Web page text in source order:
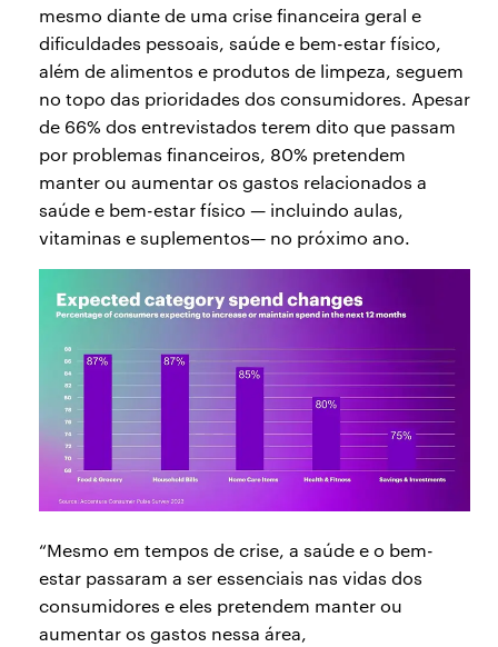
mesmo diante de uma crise financeira geral e
dificuldades pessoais, saúde e bem-estar físico,
além de alimentos e produtos de limpeza, seguem
no topo das prioridades dos consumidores. Apesar
de 66% dos entrevistados terem dito que passam
por problemas financeiros, 80% pretendem
manter ou aumentar os gastos relacionados a
saúde e bem-estar físico — incluindo aulas,
vitaminas e suplementos— no próximo ano.
“Mesmo em tempos de crise, a saúde e o bem-
estar passaram a ser essenciais nas vidas dos
consumidores e eles pretendem manter ou
aumentar os gastos nessa área,